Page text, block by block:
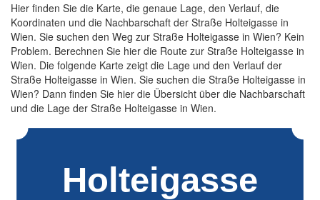
Hier finden Sie die Karte, die genaue Lage, den Verlauf, die
Koordinaten und die Nachbarschaft der Straße Holteigasse in
Wien. Sie suchen den Weg zur Straße Holteigasse in Wien? Kein
Problem. Berechnen Sie hier die Route zur Straße Holteigasse in
Wien. Die folgende Karte zeigt die Lage und den Verlauf der
Straße Holteigasse in Wien. Sie suchen die Straße Holteigasse in
Wien? Dann finden Sie hier die Übersicht über die Nachbarschaft
und die Lage der Straße Holteigasse in Wien.